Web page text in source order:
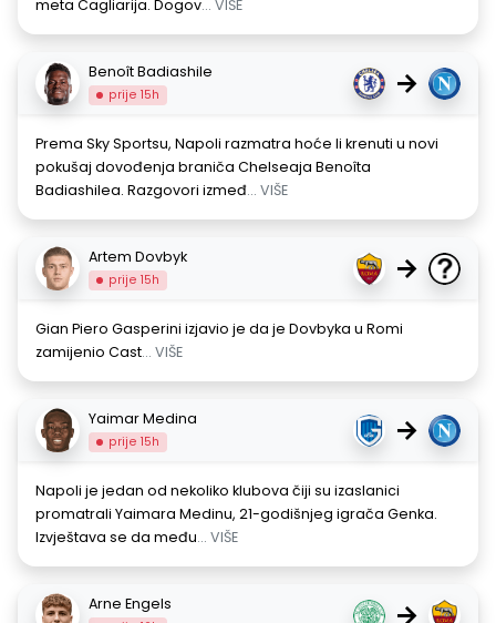
meta Cagliarija. Dogov... VIŠE
Benoît Badiashile
prije 15h →
Prema Sky Sportsu, Napoli razmatra hoće li krenuti u novi
pokušaj dovođenja braniča Chelseaja Benoîta
Badiashilea. Razgovori izmeđ... VIŠE
Artem Dovbyk
prije 15h →
Gian Piero Gasperini izjavio je da je Dovbyka u Romi
zamijenio Cast... VIŠE
Yaimar Medina
prije 15h →
Napoli je jedan od nekoliko klubova čiji su izaslanici
promatrali Yaimara Medinu, 21-godišnjeg igrača Genka.
Izvještava se da među... VIŠE
Arne Engels →